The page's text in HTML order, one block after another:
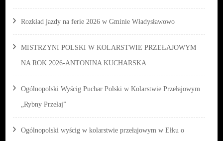
Rozkład jazdy na ferie 2026 w Gminie Władysławowo
MISTRZYNI POLSKI W KOLARSTWIE PRZEŁAJOWYM
NA ROK 2026-ANTONINA KUCHARSKA
Ogólnopolski Wyścig Puchar Polski w Kolarstwie Przełajowym
„Rybny Przełaj”
Ogólnopolski wyścig w kolarstwie przełajowym w Ełku o